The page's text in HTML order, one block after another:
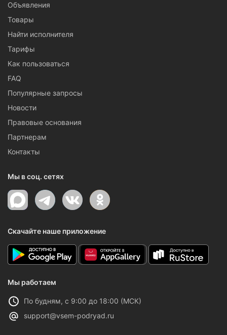
Объявления
Товары
Найти исполнителя
Тарифы
Как пользоваться
FAQ
Популярные запросы
Новости
Правовые основания
Партнерам
Контакты
Мы в соц. сетях
Скачайте наше приложение
Мы работаем
По будням, с 9:00 до 18:00 (МСК)
support@vsem-podryad.ru